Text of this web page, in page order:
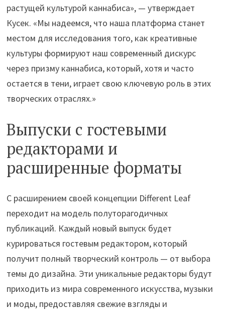
растущей культурой каннабиса», — утверждает
Кусек. «Мы надеемся, что наша платформа станет
местом для исследования того, как креативные
культуры формируют наш современный дискурс
через призму каннабиса, который, хотя и часто
остается в тени, играет свою ключевую роль в этих
творческих отраслях.»
Выпуски с гостевыми
редакторами и
расширенные форматы
С расширением своей концепции Different Leaf
переходит на модель полуторагодичных
публикаций. Каждый новый выпуск будет
курироваться гостевым редактором, который
получит полный творческий контроль — от выбора
темы до дизайна. Эти уникальные редакторы будут
приходить из мира современного искусства, музыки
и моды, предоставляя свежие взгляды и